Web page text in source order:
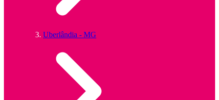
Uberlândia - MG